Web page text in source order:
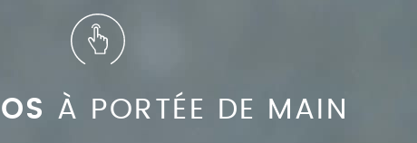
À PORTÉE DE MAIN